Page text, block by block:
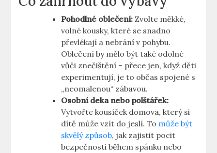
Pohodlné oblečení: Zvolte měkké,
volné kousky, které se snadno
převlékají a nebrání v pohybu.
Oblečení by mělo být také odolné
vůči znečištění – přece jen, když děti
experimentují, je to občas spojené s
„neomalenou“ zábavou.
Osobní deka nebo polštářek:
Vytvořte kousíček domova, který si
dítě může vzít do jeslí. To může být
skvělý způsob, jak zajistit pocit
bezpečnosti během spánku nebo